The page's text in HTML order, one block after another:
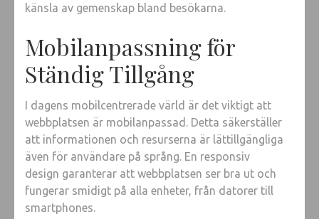
känsla av gemenskap bland besökarna.
Mobilanpassning för
Ständig Tillgång
I dagens mobilcentrerade värld är det viktigt att
webbplatsen är mobilanpassad. Detta säkerställer
att informationen och resurserna är lättillgängliga
även för användare på språng. En responsiv
design garanterar att webbplatsen ser bra ut och
fungerar smidigt på alla enheter, från datorer till
smartphones.